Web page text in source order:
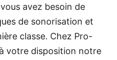
avez besoin de
de sonorisation et
classe. Chez Pro-
votre disposition notre